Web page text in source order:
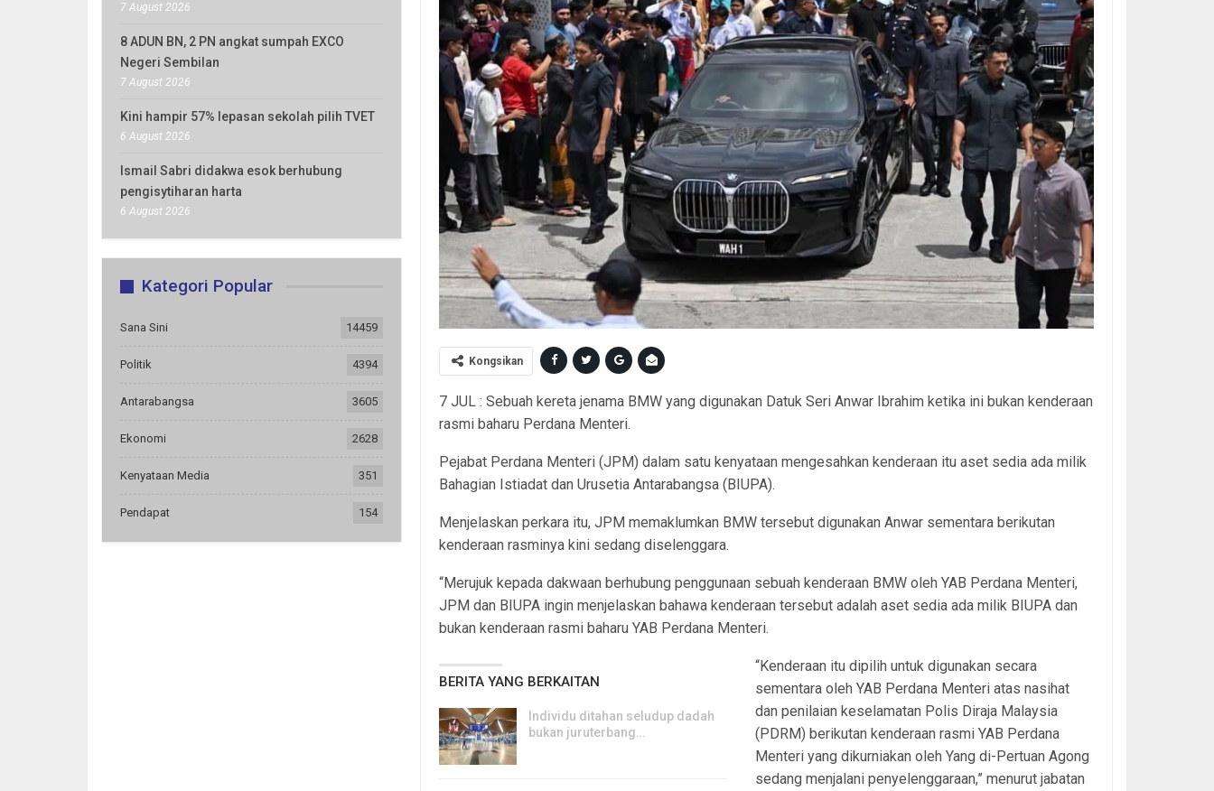
Kongsikan
7 JUL : Sebuah kereta jenama BMW yang digunakan Datuk Seri Anwar Ibrahim ketika ini bukan kenderaan
rasmi baharu Perdana Menteri.
Pejabat Perdana Menteri (JPM) dalam satu kenyataan mengesahkan kenderaan itu aset sedia ada milik
Bahagian Istiadat dan Urusetia Antarabangsa (BIUPA).
Menjelaskan perkara itu, JPM memaklumkan BMW tersebut digunakan Anwar sementara berikutan
kenderaan rasminya kini sedang diselenggara.
“Merujuk kepada dakwaan berhubung penggunaan sebuah kenderaan BMW oleh YAB Perdana Menteri,
JPM dan BIUPA ingin menjelaskan bahawa kenderaan tersebut adalah aset sedia ada milik BIUPA dan
bukan kenderaan rasmi baharu YAB Perdana Menteri.
BERITA YANG BERKAITAN
Individu ditahan seludup dadah
bukan juruterbang…
“Kenderaan itu dipilih untuk digunakan secara
sementara oleh YAB Perdana Menteri atas nasihat
dan penilaian keselamatan Polis Diraja Malaysia
(PDRM) berikutan kenderaan rasmi YAB Perdana
Menteri yang dikurniakan oleh Yang di-Pertuan Agong
sedang menjalani penyelenggaraan,” menurut jabatan
7 August 2026
8 ADUN BN, 2 PN angkat sumpah EXCO
Negeri Sembilan
7 August 2026
Kini hampir 57% lepasan sekolah pilih TVET
6 August 2026
Ismail Sabri didakwa esok berhubung
pengisytiharan harta
6 August 2026
Kategori Popular
Sana Sini 14459
Politik 4394
Antarabangsa 3605
Ekonomi 2628
Kenyataan Media 351
Pendapat 154